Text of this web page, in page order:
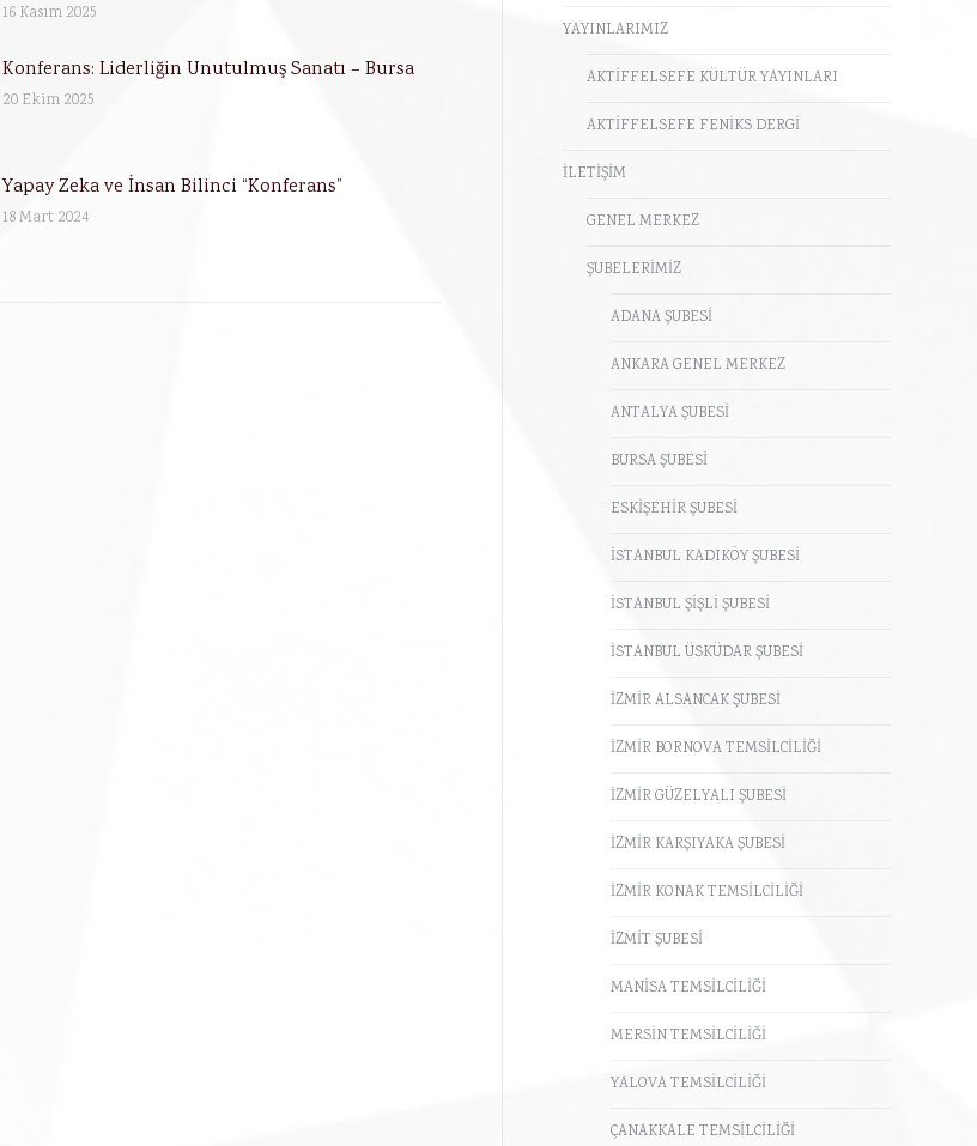
16 Kasım 2025
Konferans: Liderliğin Unutulmuş Sanatı – Bursa
20 Ekim 2025
Yapay Zeka ve İnsan Bilinci “Konferans”
18 Mart 2024
YAYINLARIMIZ
AKTİFFELSEFE KÜLTÜR YAYINLARI
AKTİFFELSEFE FENİKS DERGİ
İLETİŞİM
GENEL MERKEZ
ŞUBELERİMİZ
ADANA ŞUBESİ
ANKARA GENEL MERKEZ
ANTALYA ŞUBESİ
BURSA ŞUBESİ
ESKİŞEHİR ŞUBESİ
İSTANBUL KADIKÖY ŞUBESİ
İSTANBUL ŞİŞLİ ŞUBESİ
İSTANBUL ÜSKÜDAR ŞUBESİ
İZMİR ALSANCAK ŞUBESİ
İZMİR BORNOVA TEMSİLCİLİĞİ
İZMİR GÜZELYALI ŞUBESİ
İZMİR KARŞIYAKA ŞUBESİ
İZMİR KONAK TEMSİLCİLİĞİ
İZMİT ŞUBESİ
MANİSA TEMSİLCİLİĞİ
MERSİN TEMSİLCİLİĞİ
YALOVA TEMSİLCİLİĞİ
ÇANAKKALE TEMSİLCİLİĞİ